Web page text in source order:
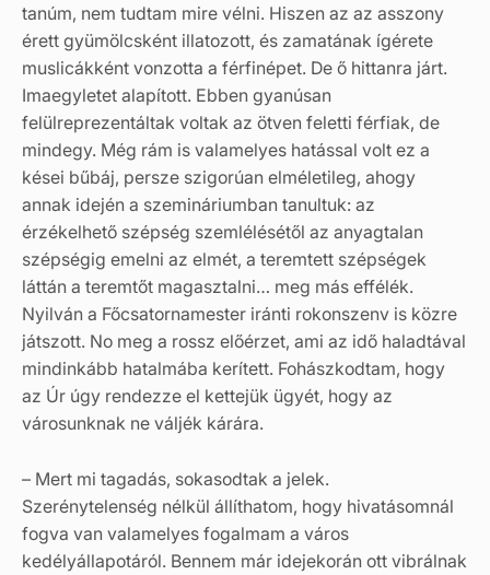
tanúm, nem tudtam mire vélni. Hiszen az az asszony
érett gyümölcsként illatozott, és zamatának ígérete
muslicákként vonzotta a férfinépet. De ő hittanra járt.
Imaegyletet alapított. Ebben gyanúsan
felülreprezentáltak voltak az ötven feletti férfiak, de
mindegy. Még rám is valamelyes hatással volt ez a
kései bűbáj, persze szigorúan elméletileg, ahogy
annak idején a szemináriumban tanultuk: az
érzékelhető szépség szemlélésétől az anyagtalan
szépségig emelni az elmét, a teremtett szépségek
láttán a teremtőt magasztalni… meg más effélék.
Nyilván a Főcsatornamester iránti rokonszenv is közre
játszott. No meg a rossz előérzet, ami az idő haladtával
mindinkább hatalmába kerített. Fohászkodtam, hogy
az Úr úgy rendezze el kettejük ügyét, hogy az
városunknak ne váljék kárára.
– Mert mi tagadás, sokasodtak a jelek.
Szerénytelenség nélkül állíthatom, hogy hivatásomnál
fogva van valamelyes fogalmam a város
kedélyállapotáról. Bennem már idejekorán ott vibrálnak